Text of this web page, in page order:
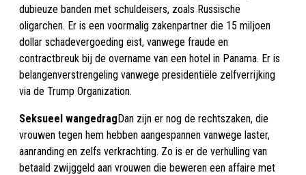
dubieuze banden met schuldeisers, zoals Russische
oligarchen. Er is een voormalig zakenpartner die 15 miljoen
dollar schadevergoeding eist, vanwege fraude en
contractbreuk bij de overname van een hotel in Panama. Er is
belangenverstrengeling vanwege presidentiële zelfverrijking
via de Trump Organization.
Seksueel wangedragDan zijn er nog de rechtszaken, die
vrouwen tegen hem hebben aangespannen vanwege laster,
aanranding en zelfs verkrachting. Zo is er de verhulling van
betaald zwijggeld aan vrouwen die beweren een affaire met